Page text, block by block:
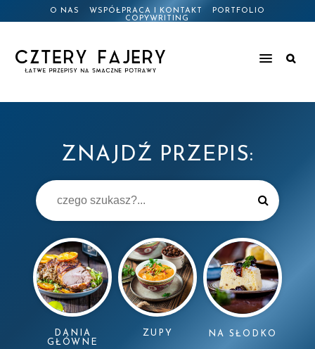
O NAS WSPÓŁPRACA I KONTAKT
PORTFOLIO
COPYWRITING
ZNAJDŹ PRZEPIS:
DANIA
GŁÓWNE
ZUPY NA SŁODKO